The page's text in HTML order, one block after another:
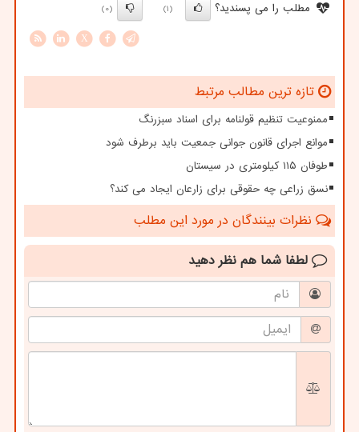
مطلب را می پسندید؟
(1)
(0)
X
تازه ترین مطالب مرتبط
ممنوعیت تنظیم قولنامه برای اسناد سبزرنگ
موانع اجرای قانون جوانی جمعیت باید برطرف شود
طوفان ۱۱۵ کیلومتری در سیستان
نسق زراعی چه حقوقی برای زارعان ایجاد می کند؟
نظرات بینندگان در مورد این مطلب
لطفا شما هم نظر دهید